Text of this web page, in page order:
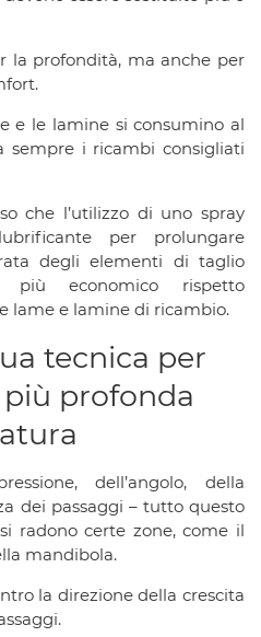
la profondità, ma anche per
e le lamine si consumino al
sempre i ricambi consigliati
che l’utilizzo di uno spray
per prolungare
degli elementi di taglio
economico rispetto
lame e lamine di ricambio.
tecnica per
profonda
dell’angolo, della
dei passaggi – tutto questo
radono certe zone, come il
mandibola.
la direzione della crescita